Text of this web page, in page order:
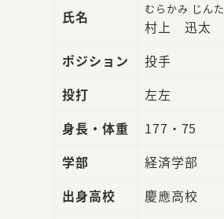
氏名 むらかみ じんた
村上 迅太
ポジション
投手
投打
左左
身長・体重
177・75
学部
経済学部
出身高校
慶應高校